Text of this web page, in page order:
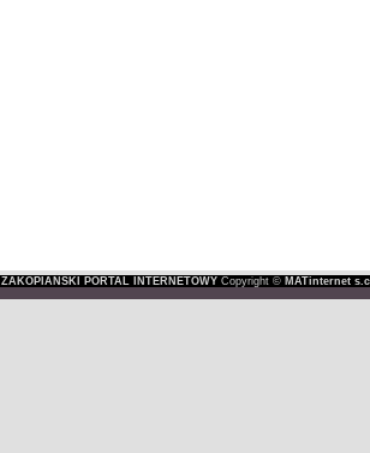
ZAKOPIAŃSKI PORTAL INTERNETOWYCopyright © MATinternet